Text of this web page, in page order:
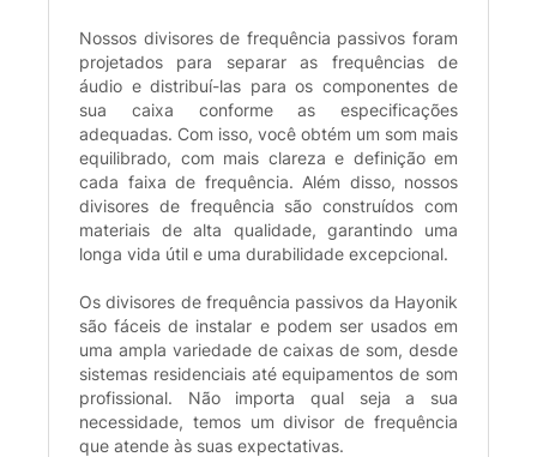
Nossos divisores de frequência passivos foram
projetados para separar as frequências de
áudio e distribuí-las para os componentes de
sua caixa conforme as especificações
adequadas. Com isso, você obtém um som mais
equilibrado, com mais clareza e definição em
cada faixa de frequência. Além disso, nossos
divisores de frequência são construídos com
materiais de alta qualidade, garantindo uma
longa vida útil e uma durabilidade excepcional.
Os divisores de frequência passivos da Hayonik
são fáceis de instalar e podem ser usados em
uma ampla variedade de caixas de som, desde
sistemas residenciais até equipamentos de som
profissional. Não importa qual seja a sua
necessidade, temos um divisor de frequência
que atende às suas expectativas.